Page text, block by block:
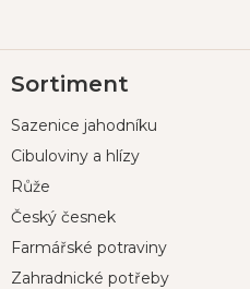
á
a
Sortiment
Sazenice jahodníku
Cibuloviny a hlízy
Růže
Český česnek
Farmářské potraviny
Zahradnické potřeby